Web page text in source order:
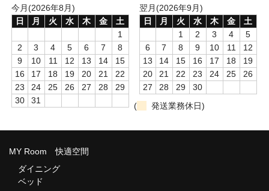
今月(2026年8月)
日
月 火 水 木 金
土
1
2
3 4 5 6 7
8
9
10 11 12 13 14
15
16
17 18 19 20 21
22
23
24 25 26 27 28
29
30
31
翌月(2026年9月)
日
月 火 水 木 金
土
1
2 3 4
5
6
7 8 9 10 11
12
13
14 15 16 17 18
19
20
21 22 23 24 25
26
27
28 29
30
(
発送業務休日)
MY Room 快適空間
ダイニング
ベッド